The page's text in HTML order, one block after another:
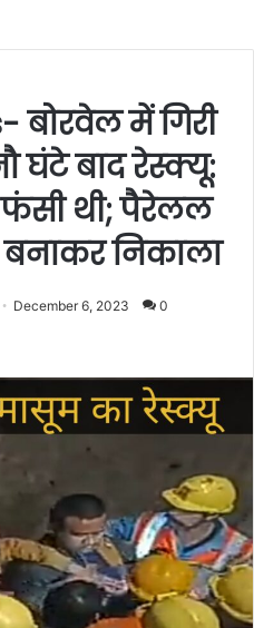
बोरवेल में गिरी
घंटे बाद रेस्क्यू:
फंसी थी; पैरेलल
बनाकर निकाला
December 6, 2023 0